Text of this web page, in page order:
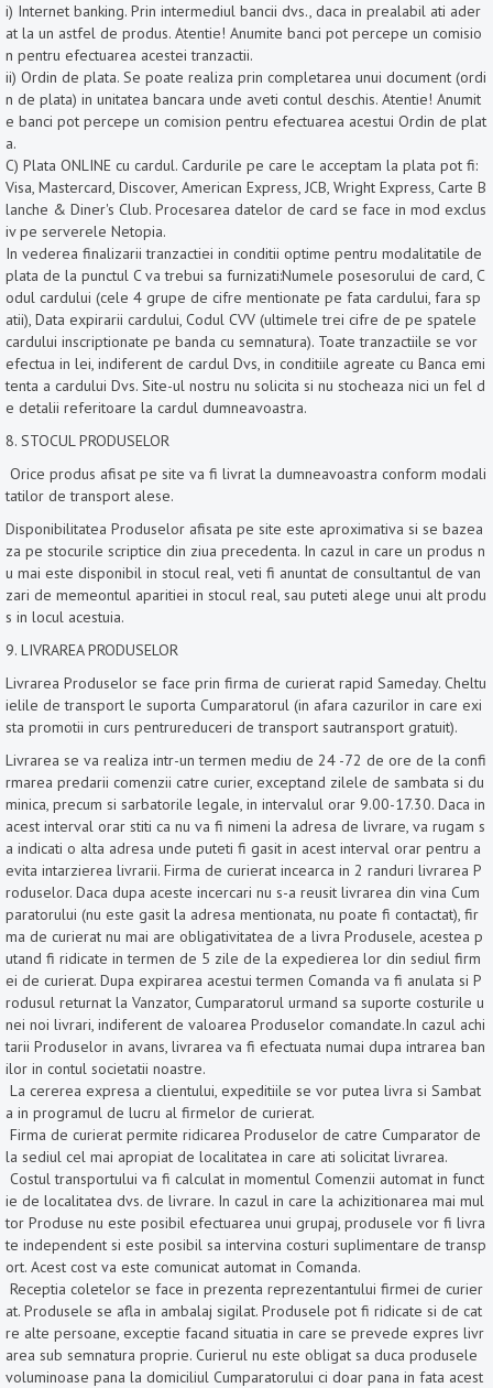
i) Internet banking. Prin intermediul bancii dvs., daca in prealabil ati ader
at la un astfel de produs. Atentie! Anumite banci pot percepe un comisio
n pentru efectuarea acestei tranzactii.
ii) Ordin de plata. Se poate realiza prin completarea unui document (ordi
n de plata) in unitatea bancara unde aveti contul deschis. Atentie! Anumit
e banci pot percepe un comision pentru efectuarea acestui Ordin de plat
a.
C) Plata ONLINE cu cardul. Cardurile pe care le acceptam la plata pot fi:
Visa, Mastercard, Discover, American Express, JCB, Wright Express, Carte B
lanche & Diner's Club. Procesarea datelor de card se face in mod exclus
iv pe serverele Netopia.
In vederea finalizarii tranzactiei in conditii optime pentru modalitatile de
plata de la punctul C va trebui sa furnizati:Numele posesorului de card, C
odul cardului (cele 4 grupe de cifre mentionate pe fata cardului, fara sp
atii), Data expirarii cardului, Codul CVV (ultimele trei cifre de pe spatele
cardului inscriptionate pe banda cu semnatura). Toate tranzactiile se vor
efectua in lei, indiferent de cardul Dvs, in conditiile agreate cu Banca emi
tenta a cardului Dvs. Site-ul nostru nu solicita si nu stocheaza nici un fel d
e detalii referitoare la cardul dumneavoastra.
8. STOCUL PRODUSELOR
Orice produs afisat pe site va fi livrat la dumneavoastra conform modali
tatilor de transport alese.
Disponibilitatea Produselor afisata pe site este aproximativa si se bazea
za pe stocurile scriptice din ziua precedenta. In cazul in care un produs n
u mai este disponibil in stocul real, veti fi anuntat de consultantul de van
zari de memeontul aparitiei in stocul real, sau puteti alege unui alt produ
s in locul acestuia.
9. LIVRAREA PRODUSELOR
Livrarea Produselor se face prin firma de curierat rapid Sameday. Cheltu
ielile de transport le suporta Cumparatorul (in afara cazurilor in care exi
sta promotii in curs pentrureduceri de transport sautransport gratuit).
Livrarea se va realiza intr-un termen mediu de 24 -72 de ore de la confi
rmarea predarii comenzii catre curier, exceptand zilele de sambata si du
minica, precum si sarbatorile legale, in intervalul orar 9.00-17.30. Daca in
acest interval orar stiti ca nu va fi nimeni la adresa de livrare, va rugam s
a indicati o alta adresa unde puteti fi gasit in acest interval orar pentru a
evita intarzierea livrarii. Firma de curierat incearca in 2 randuri livrarea P
roduselor. Daca dupa aceste incercari nu s-a reusit livrarea din vina Cum
paratorului (nu este gasit la adresa mentionata, nu poate fi contactat), fir
ma de curierat nu mai are obligativitatea de a livra Produsele, acestea p
utand fi ridicate in termen de 5 zile de la expedierea lor din sediul firm
ei de curierat. Dupa expirarea acestui termen Comanda va fi anulata si P
rodusul returnat la Vanzator, Cumparatorul urmand sa suporte costurile u
nei noi livrari, indiferent de valoarea Produselor comandate.In cazul achi
tarii Produselor in avans, livrarea va fi efectuata numai dupa intrarea ban
ilor in contul societatii noastre.
La cererea expresa a clientului, expeditiile se vor putea livra si Sambat
a in programul de lucru al firmelor de curierat.
Firma de curierat permite ridicarea Produselor de catre Cumparator de
la sediul cel mai apropiat de localitatea in care ati solicitat livrarea.
Costul transportului va fi calculat in momentul Comenzii automat in funct
ie de localitatea dvs. de livrare. In cazul in care la achizitionarea mai mul
tor Produse nu este posibil efectuarea unui grupaj, produsele vor fi livra
te independent si este posibil sa intervina costuri suplimentare de transp
ort. Acest cost va este comunicat automat in Comanda.
Receptia coletelor se face in prezenta reprezentantului firmei de curier
at. Produsele se afla in ambalaj sigilat. Produsele pot fi ridicate si de cat
re alte persoane, exceptie facand situatia in care se prevede expres livr
area sub semnatura proprie. Curierul nu este obligat sa duca produsele
voluminoase pana la domiciliul Cumparatorului ci doar pana in fata acest